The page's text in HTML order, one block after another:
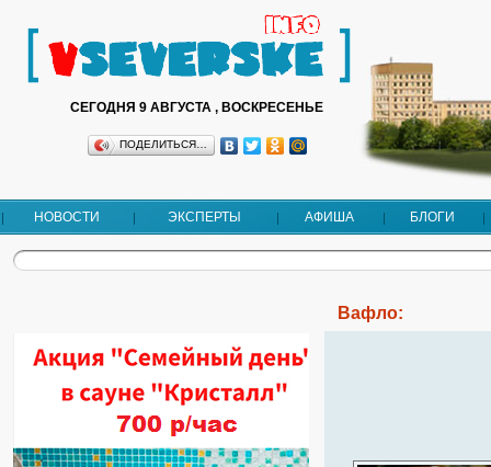
СЕГОДНЯ 9 АВГУСТА , ВОСКРЕСЕНЬЕ
ПОДЕЛИТЬСЯ…
НОВОСТИ ЭКСПЕРТЫ АФИША БЛОГИ
Вафло: